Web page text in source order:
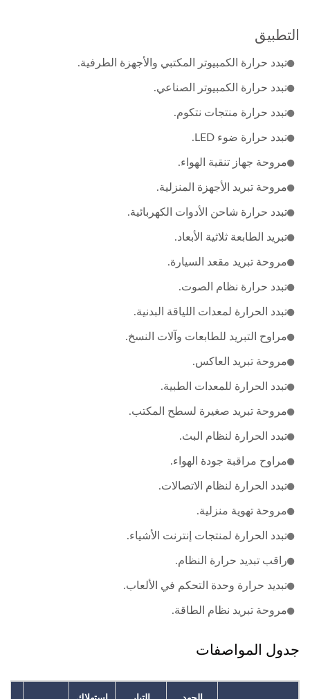
التطبيق
تبدد حرارة الكمبيوتر المكتبي والأجهزة الطرفية.
تبدد حرارة الكمبيوتر الصناعي.
تبدد حرارة منتجات نتكوم.
تبدد حرارة ضوء LED.
مروحة جهاز تنقية الهواء.
مروحة تبريد الأجهزة المنزلية.
تبدد حرارة شاحن الأدوات الكهربائية.
تبريد الطابعة ثلاثية الأبعاد.
مروحة تبريد مقعد السيارة.
تبدد حرارة نظام الصوت.
تبدد الحرارة لمعدات اللياقة البدنية.
مراوح التبريد للطابعات وآلات النسخ.
مروحة تبريد العاكس.
تبدد الحرارة للمعدات الطبية.
مروحة تبريد صغيرة لسطح المكتب.
تبدد الحرارة لنظام البث.
مراوح مراقبة جودة الهواء.
تبدد الحرارة لنظام الاتصالات.
مروحة تهوية منزلية.
تبدد الحرارة لمنتجات إنترنت الأشياء.
راقب تبديد حرارة النظام.
تبديد حرارة وحدة التحكم في الألعاب.
مروحة تبريد نظام الطاقة.
جدول المواصفات